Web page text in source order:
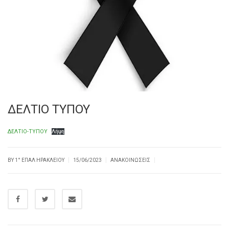
ΔΕΛΤΙΟ ΤΥΠΟΥ
ΔΕΛΤΙΟ-ΤΥΠΟΥ Λήψη
BY1° ΕΠΑΛ ΗΡΑΚΛΕΊΟΥ 15/06/2023 ΑΝΑΚΟΙΝΏΣΕΙΣ